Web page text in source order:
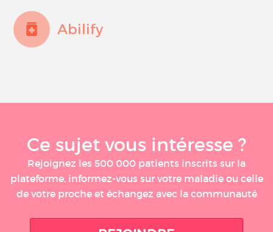
Abilify
Ce sujet vous intéresse ?
Rejoignez les 500 000 patients inscrits sur la
plateforme, informez-vous sur votre maladie ou celle
de votre proche et échangez avec la communauté